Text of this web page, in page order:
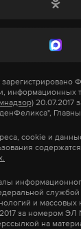
Sarah
County is
official:
зарегистрировано
информационных
20.07.2017
cookie и
и массовых
за номером
на